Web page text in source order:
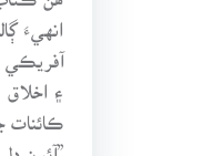
انهيءَ
آفريڪي
۽
ڪائنات
”آئون